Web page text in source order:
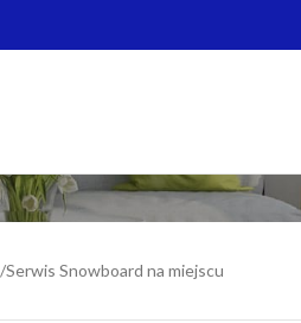
Serwis Snowboard na miejscu